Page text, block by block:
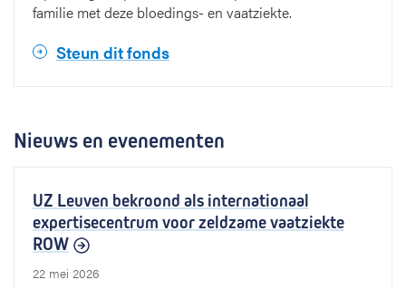
familie met deze bloedings- en vaatziekte.
Steun dit fonds
Nieuws en evenementen
UZ Leuven bekroond als internationaal
expertisecentrum voor zeldzame vaatziekte
ROW
22 mei 2026